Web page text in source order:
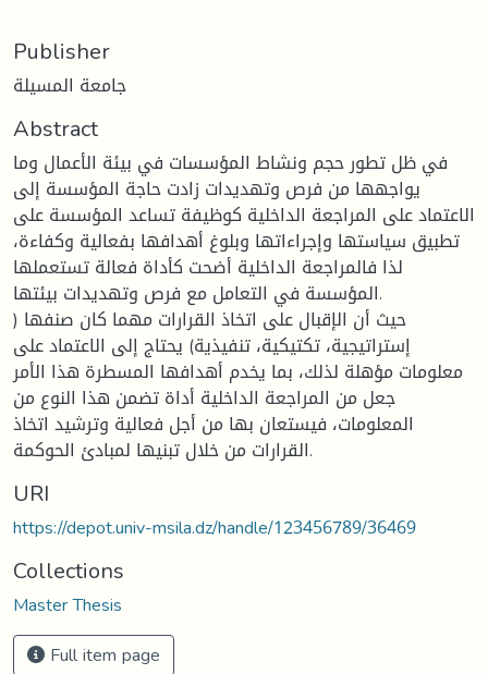
Publisher
جامعة المسيلة
Abstract
في ظل تطور حجم ونشاط المؤسسات في بيئة الأعمال وما
يواجهها من فرص وتهديدات زادت حاجة المؤسسة إلى
الاعتماد على المراجعة الداخلية كوظيفة تساعد المؤسسة على
تطبيق سياستها وإجراءاتها وبلوغ أهدافها بفعالية وكفاءة،
لذا فالمراجعة الداخلية أضحت كأداة فعالة تستعملها
المؤسسة في التعامل مع فرص وتهديدات بيئتها.
حيث أن الإقبال على اتخاذ القرارات مهما كان صنفها (
إستراتيجية، تكتيكية، تنفيذية) يحتاج إلى الاعتماد على
معلومات مؤهلة لذلك، بما يخدم أهدافها المسطرة هذا الأمر
جعل من المراجعة الداخلية أداة تضمن هذا النوع من
المعلومات، فيستعان بها من أجل فعالية وترشيد اتخاذ
القرارات من خلال تبنيها لمبادئ الحوكمة.
URI
https://depot.univ-msila.dz/handle/123456789/36469
Collections
Master Thesis
Full item page